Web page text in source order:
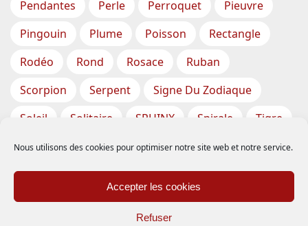
Nous utilisons des cookies pour optimiser notre site web et notre service.
Accepter les cookies
Refuser
Pendantes
Perle Perroquet
Pieuvre
Pingouin
Plume Poisson
Rectangle
Rodéo
Rond Rosace
Ruban
Scorpion
Serpent
Signe Du Zodiaque
Soleil
Solitaire SPHINX Spirale
Tigre
Torsade
Tortue Train
Tresse
Triangle
Trèfle Tête Vase
Étoile
Étoiles De Mer